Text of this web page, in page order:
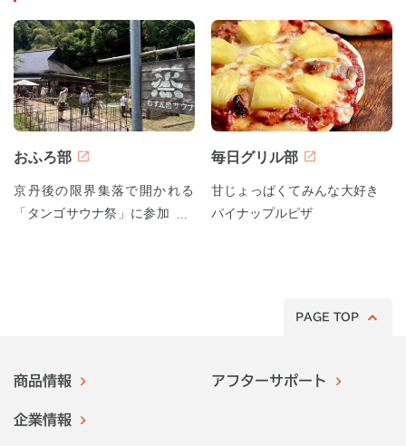
おふろ部
京丹後の限界集落で開かれる
「タンゴサウナ祭」に参加して
毎日グリル部
甘じょっぱくてみんな大好き
パイナップルピザ
PAGE TOP
商品情報 アフターサポート
企業情報